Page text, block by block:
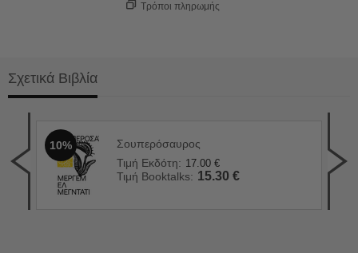
Τρόποι πληρωμής
Σχετικά Βιβλία
10%
Σουπερόσαυρος
Τιμή Εκδότη: 17.00 €
Τιμή Booktalks: 15.30 €